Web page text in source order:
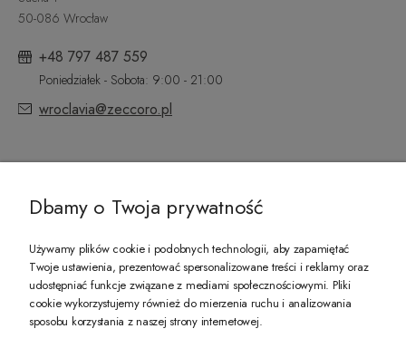
50-086 Wrocław
+48 797 487 559
Poniedziałek - Sobota: 9:00 - 21:00
wroclavia@zeccoro.pl
PREZENT DLA CIEBIE!
-10% na pierwsze zakupy na zeccoro.pl Gdy zapiszesz się do naszego
Dbamy o Twoja prywatność
Używamy plików cookie i podobnych technologii, aby zapamiętać
Twoje ustawienia, prezentować spersonalizowane treści i reklamy oraz
udostępniać funkcje związane z mediami społecznościowymi. Pliki
cookie wykorzystujemy również do mierzenia ruchu i analizowania
sposobu korzystania z naszej strony internetowej.